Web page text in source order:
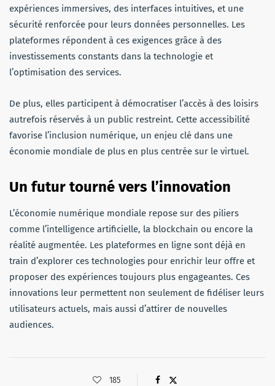
expériences immersives, des interfaces intuitives, et une
sécurité renforcée pour leurs données personnelles. Les
plateformes répondent à ces exigences grâce à des
investissements constants dans la technologie et
l’optimisation des services.
De plus, elles participent à démocratiser l’accès à des loisirs
autrefois réservés à un public restreint. Cette accessibilité
favorise l’inclusion numérique, un enjeu clé dans une
économie mondiale de plus en plus centrée sur le virtuel.
Un futur tourné vers l’innovation
L’économie numérique mondiale repose sur des piliers
comme l’intelligence artificielle, la blockchain ou encore la
réalité augmentée. Les plateformes en ligne sont déjà en
train d’explorer ces technologies pour enrichir leur offre et
proposer des expériences toujours plus engageantes. Ces
innovations leur permettent non seulement de fidéliser leurs
utilisateurs actuels, mais aussi d’attirer de nouvelles
audiences.
185